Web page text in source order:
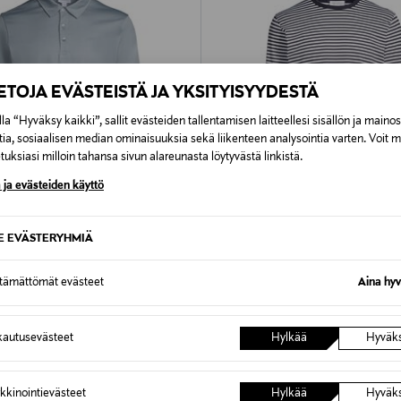
EVÄSTEISTÄ JA YKSITYISYYDESTÄ
“Hyväksy kaikki”, sallit evästeiden tallentamisen laitteellesi sisällön ja
sosiaalisen median ominaisuuksia sekä liikenteen analysointia varten. Voit
milloin tahansa sivun alareunasta löytyvästä linkistä.
ja evästeiden käyttö
EVÄSTERYHMIÄ
evästeet Aina
Hylkää
Hylkää
PricePrice
€
Discounted Price
77,40 € Original Price
129,90 €